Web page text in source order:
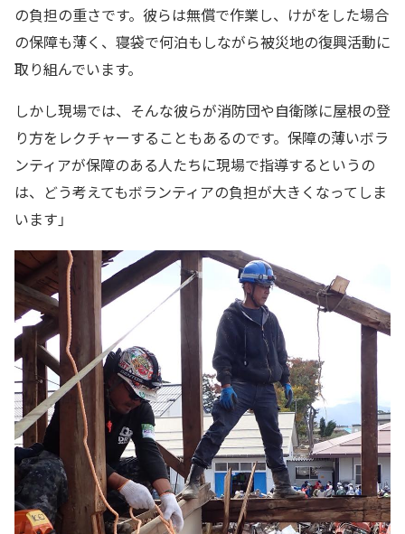
の負担の重さです。彼らは無償で作業し、けがをした場合
の保障も薄く、寝袋で何泊もしながら被災地の復興活動に
取り組んでいます。
しかし現場では、そんな彼らが消防団や自衛隊に屋根の登
り方をレクチャーすることもあるのです。保障の薄いボラ
ンティアが保障のある人たちに現場で指導するというの
は、どう考えてもボランティアの負担が大きくなってしま
います」